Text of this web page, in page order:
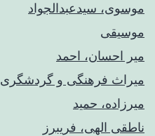
موسوی، سیدعبدالجواد
موسیقی
میر احسان، احمد
میراث فرهنگی و گردشگری
میرزاده، حمید
ناطقی الهی، فریبرز